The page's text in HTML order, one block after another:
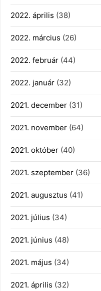
2022. április (38)
2022. március (26)
2022. február (44)
2022. január (32)
2021. december (31)
2021. november (64)
2021. október (40)
2021. szeptember (36)
2021. augusztus (41)
2021. július (34)
2021. június (48)
2021. május (34)
2021. április (32)